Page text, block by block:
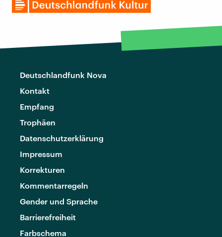
Deutschlandfunk Nova
Kontakt
Empfang
Trophäen
Datenschutzerklärung
Impressum
Korrekturen
Kommentarregeln
Gender und Sprache
Barrierefreiheit
Farbschema